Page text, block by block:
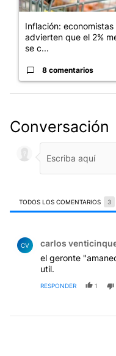
Inflación: economistas
advierten que el 2%
se c...
8 comentarios
Conversación
TODOS LOS COMENTARIOS 3
CV carlos
el geronte
util.
RESPONDER 1